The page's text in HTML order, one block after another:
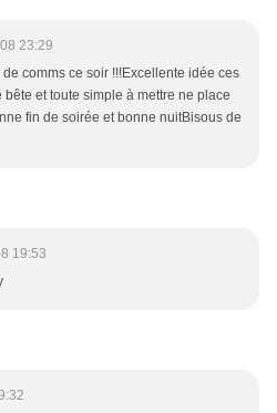
23:29
comms ce soir !!!Excellente idée ces
bête et toute simple à mettre ne place
fin de soirée et bonne nuitBisous de
19:53